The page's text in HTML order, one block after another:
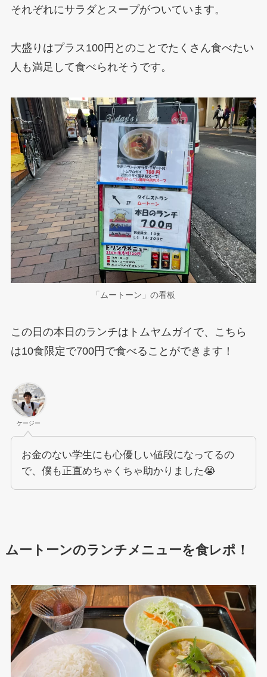
それぞれにサラダとスープがついています。
大盛りはプラス100円とのことでたくさん食べたい
人も満足して食べられそうです。
「ムートーン」の看板
この日の本日のランチはトムヤムガイで、こちら
は10食限定で700円で食べることができます！
ケージー
お金のない学生にも心優しい値段になってるの
で、僕も正直めちゃくちゃ助かりました😭
ムートーンのランチメニューを食レポ！